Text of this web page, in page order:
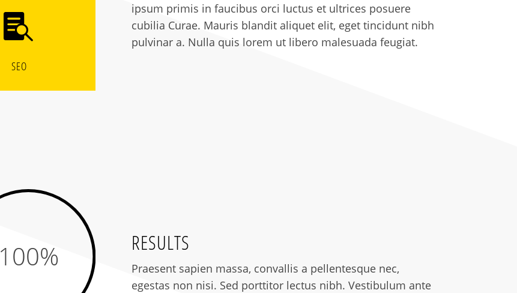

SEO
ipsum primis in faucibus orci luctus et ultrices posuere
cubilia Curae. Mauris blandit aliquet elit, eget tincidunt nibh
pulvinar a. Nulla quis lorem ut libero malesuada feugiat.
100% RESULTS
Praesent sapien massa, convallis a pellentesque nec,
egestas non nisi. Sed porttitor lectus nibh. Vestibulum ante